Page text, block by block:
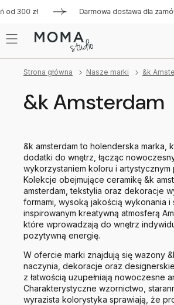
zł Darmowa dostawa dla zamówień
Strona główna Nasze marki &k
&k Amsterdam
&k amsterdam to holenderska marka,
dodatki do wnętrz, łącząc
wykorzystaniem koloru i
Kolekcje obejmujące ceramikę &k
amsterdam, tekstylia oraz dekoracje
formami, wysoką jakością wykonania
inspirowanym kreatywną atmosferą
które wprowadzają do wnętrz
pozytywną energię.
W ofercie marki znajdują się wazony
naczynia, dekoracje oraz
z łatwością uzupełniają nowoczesne
Charakterystyczne wzornictwo,
wyrazista kolorystyka sprawiają, że